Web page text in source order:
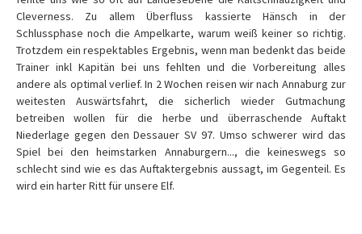
Cleverness. Zu allem Überfluss kassierte Hänsch in der
Schlussphase noch die Ampelkarte, warum weiß keiner so richtig.
Trotzdem ein respektables Ergebnis, wenn man bedenkt das beide
Trainer inkl Kapitän bei uns fehlten und die Vorbereitung alles
andere als optimal verlief. In 2 Wochen reisen wir nach Annaburg zur
weitesten Auswärtsfahrt, die sicherlich wieder Gutmachung
betreiben wollen für die herbe und überraschende Auftakt
Niederlage gegen den Dessauer SV 97. Umso schwerer wird das
Spiel bei den heimstarken Annaburgern..., die keineswegs so
schlecht sind wie es das Auftaktergebnis aussagt, im Gegenteil. Es
wird ein harter Ritt für unsere Elf.